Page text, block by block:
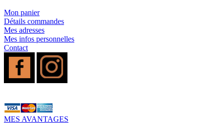
Mon panier
Détails commandes
Mes adresses
Mes infos personnelles
Contact
MES AVANTAGES